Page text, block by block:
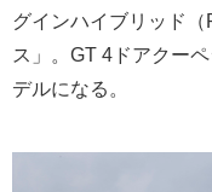
グインハイブリッド
ス」。GT 4ドアクー
デルになる。